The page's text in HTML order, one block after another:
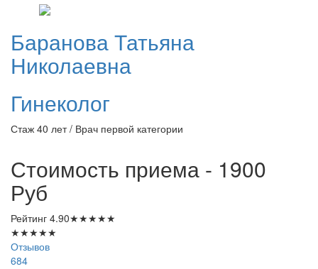
БарановаТатьяна
Николаевна
Гинеколог
Стаж 40 лет / Врач первой категории
Стоимость приема - 1900
Руб
Рейтинг 4.90★★★★★
★★★★★
Отзывов
684